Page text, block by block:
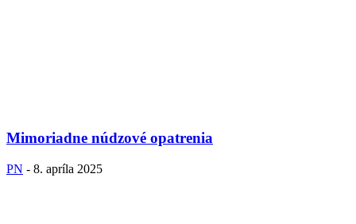
Mimoriadne núdzové opatrenia
PN - 8. apríla 2025